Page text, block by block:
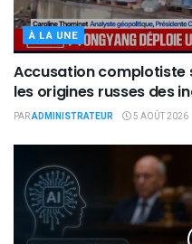
À LA UNE
Accusation complotiste
les origines russes des
PARADMINISTRATEUR 5 AOÛT 2026